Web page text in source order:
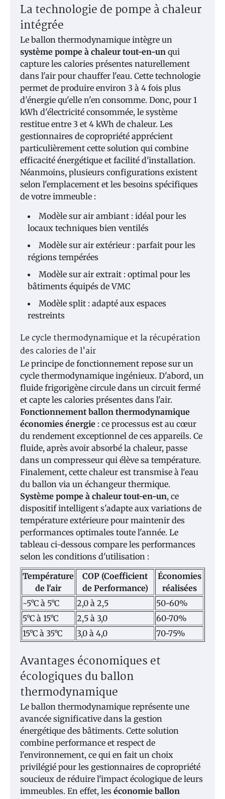
La technologie de pompe à chaleur
intégrée
Le ballon thermodynamique intègre un
système pompe à chaleur tout-en-un qui
capture les calories présentes naturellement
dans l'air pour chauffer l'eau. Cette technologie
permet de produire environ 3 à 4 fois plus
d'énergie qu'elle n'en consomme. Donc, pour 1
kWh d'électricité consommée, le système
restitue entre 3 et 4 kWh de chaleur. Les
gestionnaires de copropriété apprécient
particulièrement cette solution qui combine
efficacité énergétique et facilité d'installation.
Néanmoins, plusieurs configurations existent
selon l'emplacement et les besoins spécifiques
de votre immeuble :
Modèle sur air ambiant : idéal pour les
locaux techniques bien ventilés
Modèle sur air extérieur : parfait pour les
régions tempérées
Modèle sur air extrait : optimal pour les
bâtiments équipés de VMC
Modèle split : adapté aux espaces
restreints
Le cycle thermodynamique et la récupération
des calories de l'air
Le principe de fonctionnement repose sur un
cycle thermodynamique ingénieux. D'abord, un
fluide frigorigène circule dans un circuit fermé
et capte les calories présentes dans l'air.
Fonctionnement ballon thermodynamique
économies énergie : ce processus est au cœur
du rendement exceptionnel de ces appareils. Ce
fluide, après avoir absorbé la chaleur, passe
dans un compresseur qui élève sa température.
Finalement, cette chaleur est transmise à l'eau
du ballon via un échangeur thermique.
Système pompe à chaleur tout-en-un, ce
dispositif intelligent s'adapte aux variations de
température extérieure pour maintenir des
performances optimales toute l'année. Le
tableau ci-dessous compare les performances
selon les conditions d'utilisation :
Température
de l'air
COP (Coefficient
de Performance)
Économies
réalisées
-5°C à 5°C
2,0 à 2,5
50-60%
5°C à 15°C
2,5 à 3,0
60-70%
15°C à 35°C
3,0 à 4,0 70-75%
Avantages économiques et
écologiques du ballon
thermodynamique
Le ballon thermodynamique représente une
avancée significative dans la gestion
énergétique des bâtiments. Cette solution
combine performance et respect de
l'environnement, ce qui en fait un choix
privilégié pour les gestionnaires de copropriété
soucieux de réduire l'impact écologique de leurs
immeubles. En effet, les économie ballon